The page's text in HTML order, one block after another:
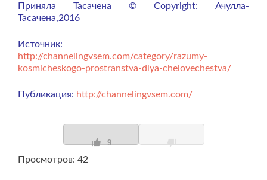
Приняла Тасачена © Copyright: Ачулла-
Тасачена,2016
Источник:
http://channelingvsem.com/category/razumy-
kosmicheskogo-prostranstva-dlya-chelovechestva/
Публикация: http://channelingvsem.com/
9
Просмотров: 42